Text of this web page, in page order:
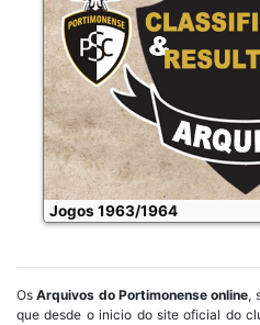
Jogos 1963/1964
OsArquivos do Portimonense online,
que desde o inicio do site oficial do